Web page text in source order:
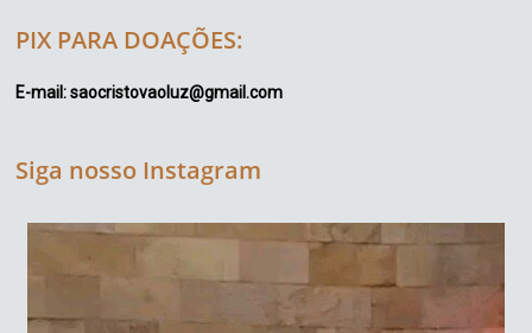
PIX PARA DOAÇÕES:
E-mail: saocristovaoluz@gmail.com
Siga nosso Instagram